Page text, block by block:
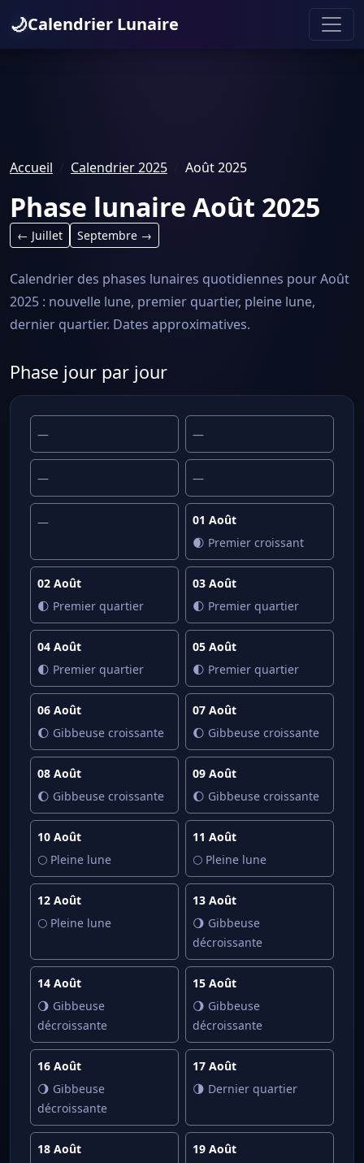
🌙Calendrier Lunaire
Accueil Calendrier 2025 Août 2025
Phase lunaire Août 2025
← Juillet Septembre →
Calendrier des phases lunaires quotidiennes pour Août
2025 : nouvelle lune, premier quartier, pleine lune,
dernier quartier. Dates approximatives.
Phase jour par jour
— —
— —
—
01 Août
🌒 Premier croissant
02 Août
🌓 Premier quartier
03 Août
🌓 Premier quartier
04 Août
🌓 Premier quartier
05 Août
🌓 Premier quartier
06 Août
🌔 Gibbeuse croissante
07 Août
🌔 Gibbeuse croissante
08 Août
🌔 Gibbeuse croissante
09 Août
🌔 Gibbeuse croissante
10 Août
🌕 Pleine lune
11 Août
🌕 Pleine lune
12 Août
🌕 Pleine lune
13 Août
🌖 Gibbeuse
décroissante
14 Août
🌖 Gibbeuse
décroissante
15 Août
🌖 Gibbeuse
décroissante
16 Août
🌖 Gibbeuse
décroissante
17 Août
🌗 Dernier quartier
18 Août
19 Août